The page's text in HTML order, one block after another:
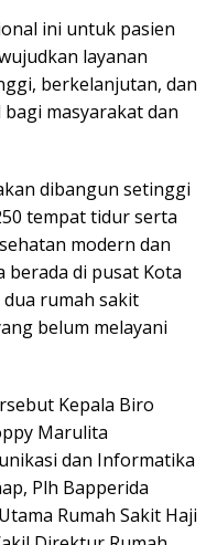
ini untuk pasien
layanan
berkelanjutan, dan
masyarakat dan
dibangun setinggi
tempat tidur serta
modern dan
berada di pusat Kota
rumah sakit
belum melayani
Kepala Biro
Marulita
dan Informatika
Plh Bapperida
Rumah Sakit Haji